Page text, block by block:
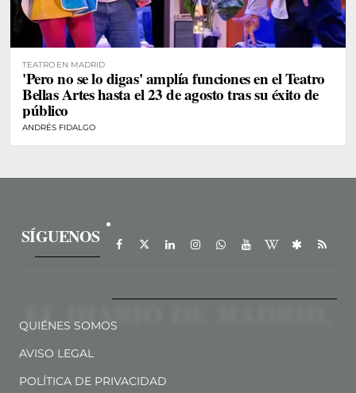
TEATRO EN MADRID
'Pero no se lo digas' amplía funciones en el Teatro
Bellas Artes hasta el 23 de agosto tras su éxito de
público
ANDRÉS FIDALGO
SÍGUENOS
QUIÉNES SOMOS
AVISO LEGAL
POLÍTICA DE PRIVACIDAD